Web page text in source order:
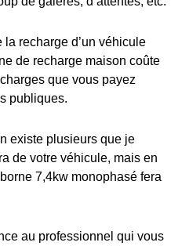
la recharge d’un véhicule
de recharge maison coûte
que vous payez
publiques.
existe plusieurs que je
de votre véhicule, mais en
7,4kw monophasé fera
au professionnel qui vous